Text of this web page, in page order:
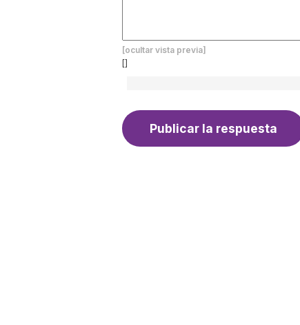
[ocultar vista previa]
[]